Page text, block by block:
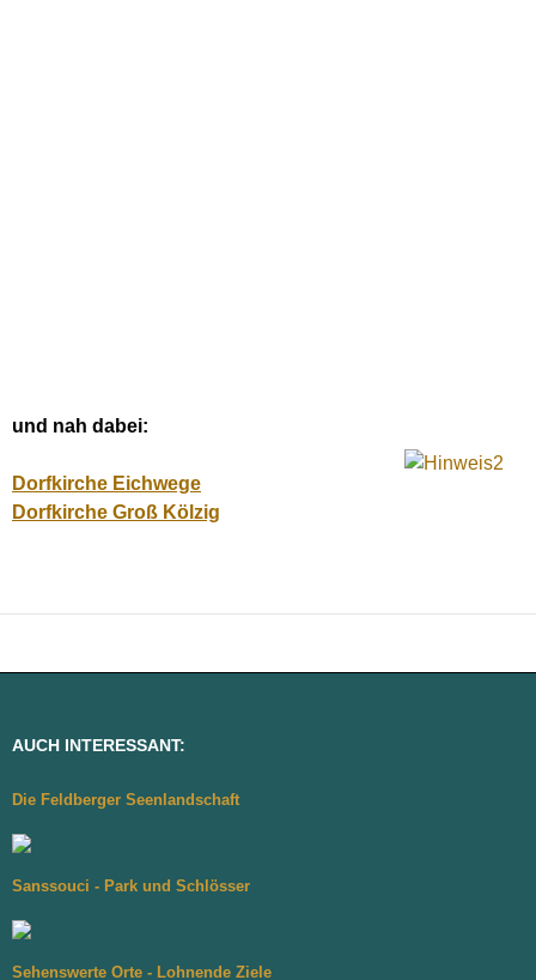
und nah dabei:
Dorfkirche Eichwege
Dorfkirche Groß Kölzig
AUCH INTERESSANT:
Die Feldberger Seenlandschaft
Sanssouci - Park und Schlösser
Sehenswerte Orte - Lohnende Ziele